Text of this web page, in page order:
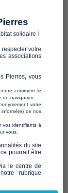
contre toutes
pour que
dans une
les villages pour
solidaire !
votre
associations
Pierres, vous
comment le
de navigation.
votre
de nos
vos identifiants à
vous.
du site
pourrait être
le centre de
rubrique